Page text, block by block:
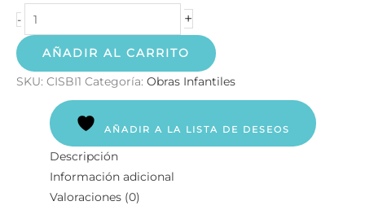
- +
AÑADIR AL CARRITO
SKU: CISBI1 Categoría: Obras Infantiles
AÑADIR A LA LISTA DE DESEOS
Descripción
Información adicional
Valoraciones (0)